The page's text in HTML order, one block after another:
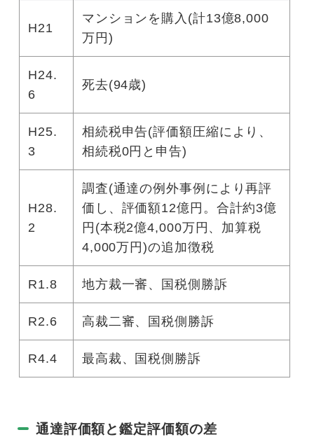
H21
マンションを購入(計13億8,000
万円)
H24.
6
死去(94歳)
H25.
3
相続税申告(評価額圧縮により、
相続税0円と申告)
H28.
2
調査(通達の例外事例により再評
価し、評価額12億円。合計約3億
円(本税2億4,000万円、加算税
4,000万円)の追加徴税
R1.8 地方裁一審、国税側勝訴
R2.6 高裁二審、国税側勝訴
R4.4 最高裁、国税側勝訴
通達評価額と鑑定評価額の差